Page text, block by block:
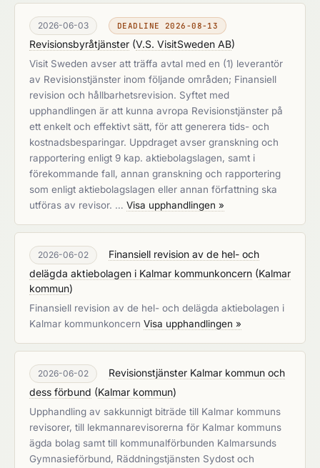
2026-06-03 DEADLINE 2026-08-13
Revisionsbyråtjänster (V.S. VisitSweden AB)
Visit Sweden avser att träffa avtal med en (1) leverantör
av Revisionstjänster inom följande områden; Finansiell
revision och hållbarhetsrevision. Syftet med
upphandlingen är att kunna avropa Revisionstjänster på
ett enkelt och effektivt sätt, för att generera tids- och
kostnadsbesparingar. Uppdraget avser granskning och
rapportering enligt 9 kap. aktiebolagslagen, samt i
förekommande fall, annan granskning och rapportering
som enligt aktiebolagslagen eller annan författning ska
utföras av revisor. … Visa upphandlingen »
2026-06-02
Finansiell revision av de hel- och
delägda aktiebolagen i Kalmar kommunkoncern (Kalmar
kommun)
Finansiell revision av de hel- och delägda aktiebolagen i
Kalmar kommunkoncern Visa upphandlingen »
2026-06-02
Revisionstjänster Kalmar kommun och
dess förbund (Kalmar kommun)
Upphandling av sakkunnigt biträde till Kalmar kommuns
revisorer, till lekmannarevisorerna för Kalmar kommuns
ägda bolag samt till kommunalförbunden Kalmarsunds
Gymnasieförbund, Räddningstjänsten Sydost och